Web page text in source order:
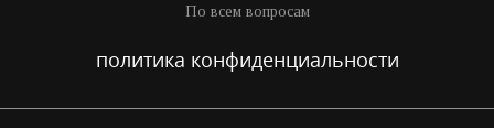
По всем вопросам
политика конфиденциальности